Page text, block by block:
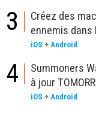
3
Créez des
ennemis dans
iOS + Android
4
Summoners
à jour
iOS + Android